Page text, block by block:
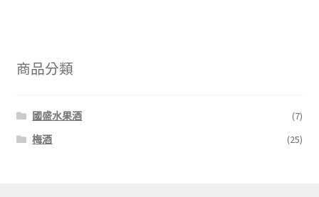
商品分類
國盛水果酒
(7)
梅酒
(25)